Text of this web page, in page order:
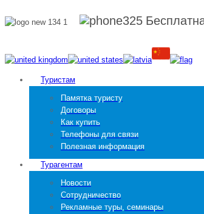
Туристам
Памятка туристу
Договоры
Как купить
Телефоны для связи
Полезная информация
Турагентам
Новости
Сотрудничество
Рекламные туры, семинары